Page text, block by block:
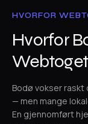
HVORFOR
Hvorfor
Webtoget
Bodø vokser
— men mange
En gjennomført